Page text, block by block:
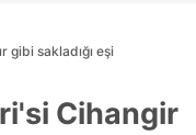
gibi sakladığı eşi
Cihangir